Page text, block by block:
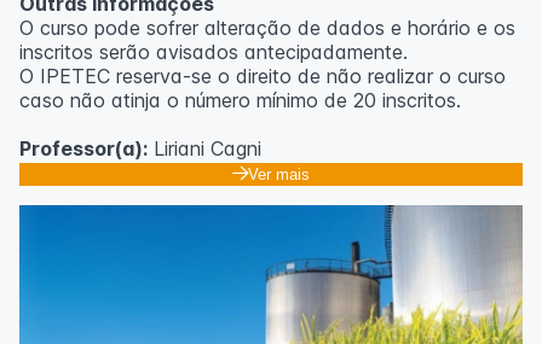
O curso pode sofrer alteração de dados e horário e os
inscritos serão avisados ​​antecipadamente.
O IPETEC reserva-se o direito de não realizar o curso
caso não atinja o número mínimo de 20 inscritos.
Professor(a): Liriani Cagni
Ver mais